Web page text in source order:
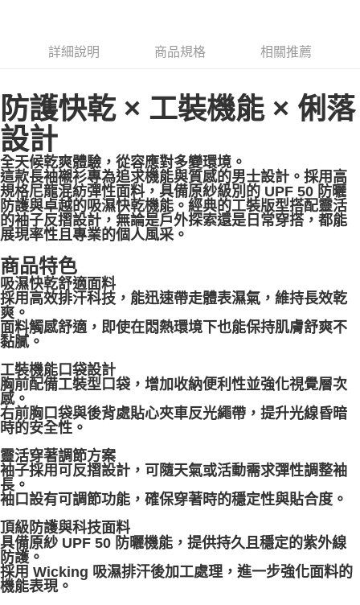
全家超取(2000以上免運)
每筆NT$100，滿NT$2,000(含以上)免運費
一般7-11取貨
每筆NT$100
7-11超取(2000以上免運)
每筆NT$100，滿NT$2,000(含以上)免運費
每筆NT$100
宅配出貨(2000以上免運)
每筆NT$100，滿NT$2,000(含以上)免運費
詳細說明 商品規格 相關推薦
防護快乾 × 工裝機能 × 俐落
設計
全天候乾爽體驗，從容應對多變環境。
這款長袖襯衫專為追求機能與質感的男士設計。採用高
規格尼龍混紡彈性面料，具備原紗級別的 UPF 50 防曬
防護與卓越的吸濕快乾機能。經典的工裝版型搭配靈活
的袖子反摺設計，無論是戶外探索還是日常穿搭，都能
展現率性且專業的個人風采。
商品特色
吸濕快乾舒適面料
採用高效排汗科技，能迅速帶走體表濕氣，維持長效乾
爽。
面料觸感舒適，即使在悶熱環境下也能保持肌膚舒爽不
黏膩。
工裝機能口袋設計
胸前配備工裝型口袋，增加收納便利性並強化視覺層次
感。
右前胸口袋與後背處貼心夾車反光繩帶，提升光線昏暗
時的安全性。
靈活穿著調節方案
袖子採用可反摺設計，可隨天氣或活動需求彈性調整袖
長。
袖口設有可調節功能，確保穿著時的穩定性與貼合度。
頂級防護與科技面料
具備原紗 UPF 50 防曬機能，提供持久且穩定的紫外線
防護。
採用 Wicking 吸濕排汗後加工處理，進一步強化面料的
機能表現。